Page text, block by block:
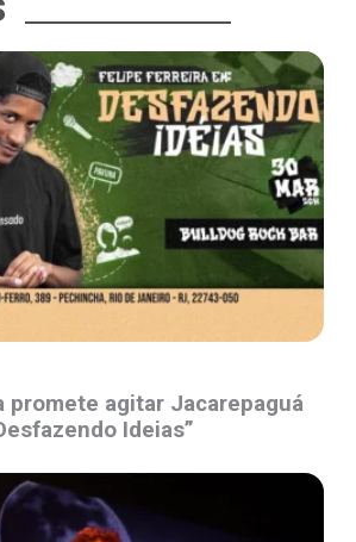
promete agitar Jacarepaguá
Ideias”